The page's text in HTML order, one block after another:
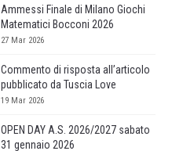
Ammessi Finale di Milano Giochi
Matematici Bocconi 2026
27 Mar 2026
Commento di risposta all’articolo
pubblicato da Tuscia Love
19 Mar 2026
OPEN DAY A.S. 2026/2027 sabato
31 gennaio 2026